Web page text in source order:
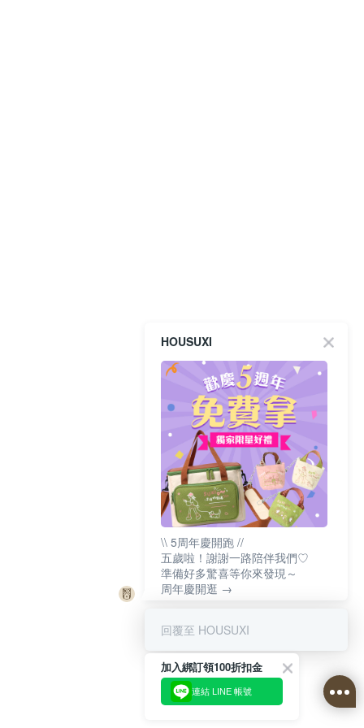
HOUSUXI
\\ 5周年慶開跑 //
五歲啦！謝謝一路陪伴我們♡
準備好多驚喜等你來發現～
周年慶開逛 →
回覆至 HOUSUXI
加入綁訂領100折扣金
連結 LINE 帳號